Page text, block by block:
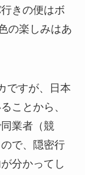
きの便はボ
の楽しみはあ
ですが、日本
ことから、
業者（競
で、隠密行
分かってし